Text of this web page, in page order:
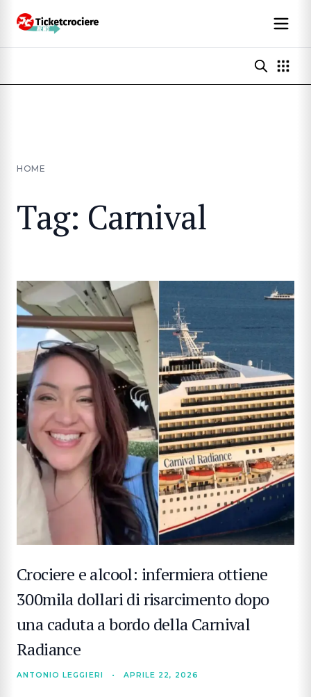
HOME
Tag: Carnival
Crociere e alcool: infermiera ottiene
300mila dollari di risarcimento dopo
una caduta a bordo della Carnival
Radiance
ANTONIO LEGGIERI • APRILE 22, 2026